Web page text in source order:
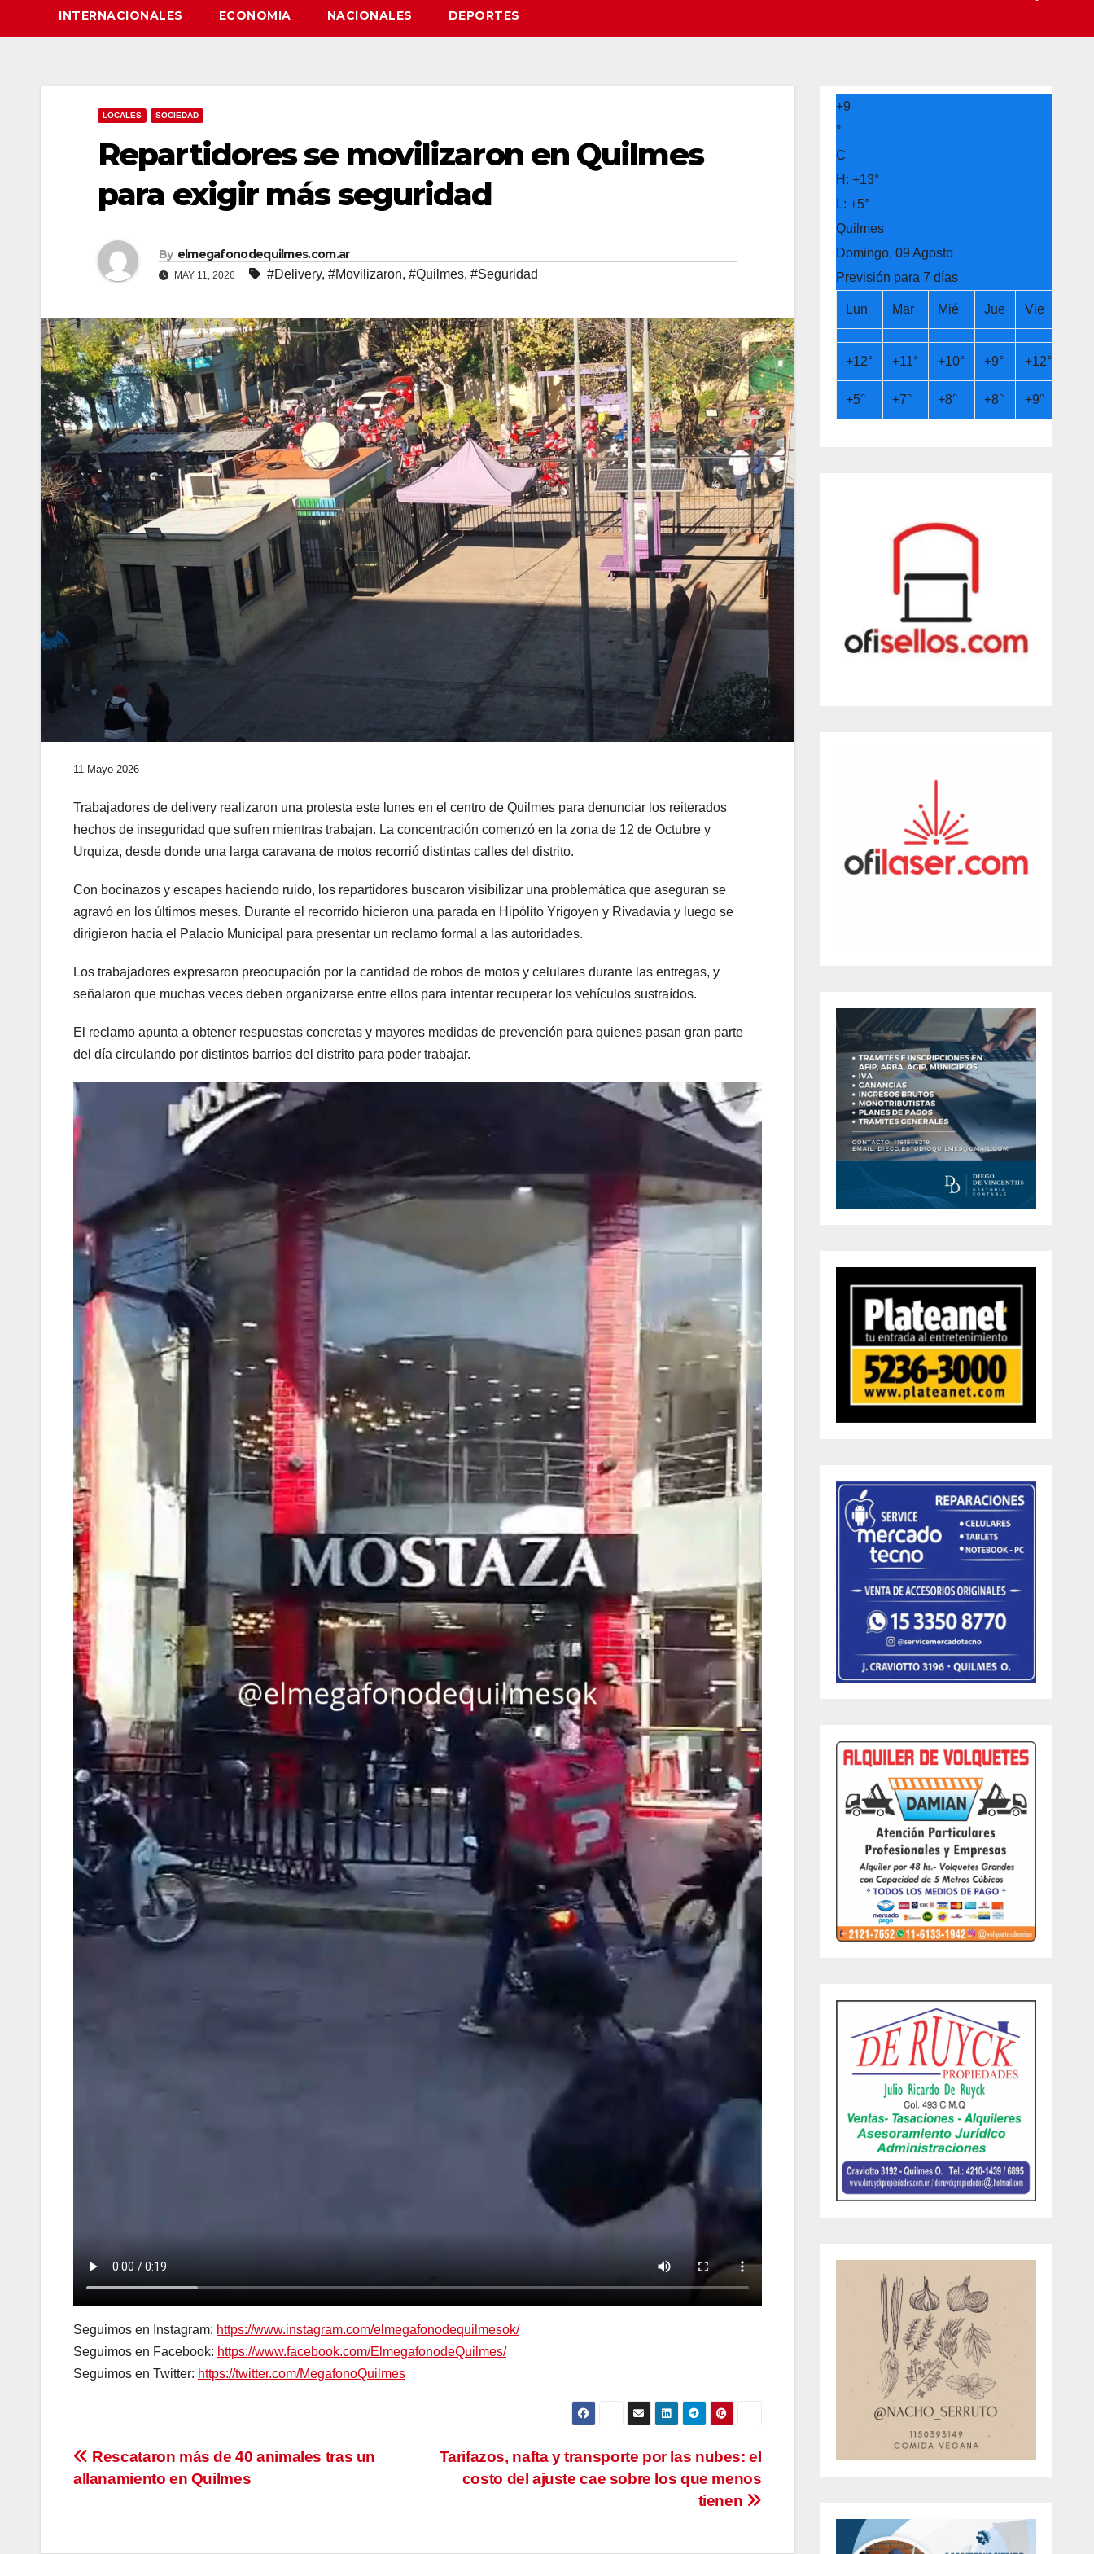
INTERNACIONALES ECONOMIA NACIONALES DEPORTES
LOCALES SOCIEDAD
Repartidores se movilizaron en Quilmes
para exigir más seguridad
By elmegafonodequilmes.com.ar
MAY 11, 2026 #Delivery, #Movilizaron, #Quilmes, #Seguridad
11 Mayo 2026
Trabajadores de delivery realizaron una protesta este lunes en el centro de Quilmes para denunciar los reiterados
hechos de inseguridad que sufren mientras trabajan. La concentración comenzó en la zona de 12 de Octubre y
Urquiza, desde donde una larga caravana de motos recorrió distintas calles del distrito.
Con bocinazos y escapes haciendo ruido, los repartidores buscaron visibilizar una problemática que aseguran se
agravó en los últimos meses. Durante el recorrido hicieron una parada en Hipólito Yrigoyen y Rivadavia y luego se
dirigieron hacia el Palacio Municipal para presentar un reclamo formal a las autoridades.
Los trabajadores expresaron preocupación por la cantidad de robos de motos y celulares durante las entregas, y
señalaron que muchas veces deben organizarse entre ellos para intentar recuperar los vehículos sustraídos.
El reclamo apunta a obtener respuestas concretas y mayores medidas de prevención para quienes pasan gran parte
del día circulando por distintos barrios del distrito para poder trabajar.
Seguimos en Instagram: https://www.instagram.com/elmegafonodequilmesok/
Seguimos en Facebook: https://www.facebook.com/ElmegafonodeQuilmes/
Seguimos en Twitter: https://twitter.com/MegafonoQuilmes
Navegación
Tarifazos, nafta y transporte por las nubes: el
costo del ajuste cae sobre los que menos
tienen
Rescataron más de 40 animales tras un
allanamiento en Quilmes
+9
°
C
H: +13°
L: +5°
Quilmes
Domingo, 09 Agosto
Previsión para 7 días
Lun Mar Mié Jue Vie
+12° +11° +10° +9° +12°
+5° +7° +8° +8° +9°